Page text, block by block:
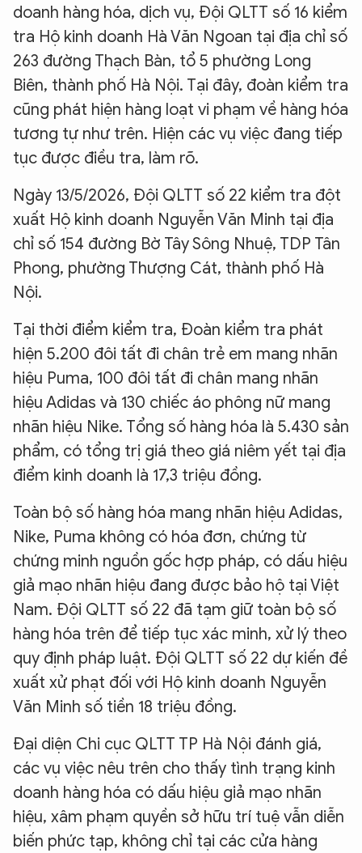
doanh hàng hóa, dịch vụ, Đội QLTT số 16 kiểm
tra Hộ kinh doanh Hà Văn Ngoan tại địa chỉ số
263 đường Thạch Bàn, tổ 5 phường Long
Biên, thành phố Hà Nội. Tại đây, đoàn kiểm tra
cũng phát hiện hàng loạt vi phạm về hàng hóa
tương tự như trên. Hiện các vụ việc đang tiếp
tục được điều tra, làm rõ.
Ngày 13/5/2026, Đội QLTT số 22 kiểm tra đột
xuất Hộ kinh doanh Nguyễn Văn Minh tại địa
chỉ số 154 đường Bờ Tây Sông Nhuệ, TDP Tân
Phong, phường Thượng Cát, thành phố Hà
Nội.
Tại thời điểm kiểm tra, Đoàn kiểm tra phát
hiện 5.200 đôi tất đi chân trẻ em mang nhãn
hiệu Puma, 100 đôi tất đi chân mang nhãn
hiệu Adidas và 130 chiếc áo phông nữ mang
nhãn hiệu Nike. Tổng số hàng hóa là 5.430 sản
phẩm, có tổng trị giá theo giá niêm yết tại địa
điểm kinh doanh là 17,3 triệu đồng.
Toàn bộ số hàng hóa mang nhãn hiệu Adidas,
Nike, Puma không có hóa đơn, chứng từ
chứng minh nguồn gốc hợp pháp, có dấu hiệu
giả mạo nhãn hiệu đang được bảo hộ tại Việt
Nam. Đội QLTT số 22 đã tạm giữ toàn bộ số
hàng hóa trên để tiếp tục xác minh, xử lý theo
quy định pháp luật. Đội QLTT số 22 dự kiến đề
xuất xử phạt đối với Hộ kinh doanh Nguyễn
Văn Minh số tiền 18 triệu đồng.
Đại diện Chi cục QLTT TP Hà Nội đánh giá,
các vụ việc nêu trên cho thấy tình trạng kinh
doanh hàng hóa có dấu hiệu giả mạo nhãn
hiệu, xâm phạm quyền sở hữu trí tuệ vẫn diễn
biến phức tạp, không chỉ tại các cửa hàng